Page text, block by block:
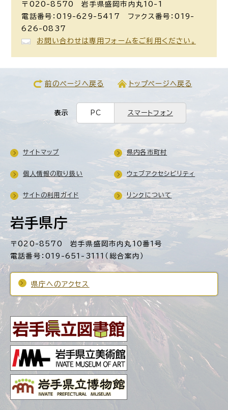
〒020-8570 岩手県盛岡市内丸10-1
電話番号：019-629-5417 ファクス番号：019-
626-0837
お問い合わせは専用フォームをご利用ください。
前のページへ戻る トップページへ戻る
表示 PC スマートフォン
岩手県庁
〒020-8570 岩手県盛岡市内丸10番1号
電話番号：019-651-3111（総合案内）
県庁へのアクセス
サイトマップ 県内各市町村
個人情報の取り扱い ウェブアクセシビリティ
サイトの利用ガイド リンクについて